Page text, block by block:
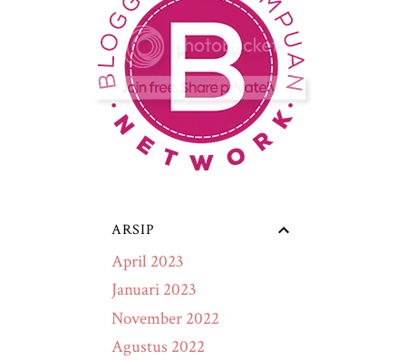
ARSIP
April 2023
Januari 2023
November 2022
Agustus 2022